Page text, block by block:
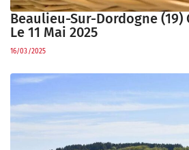
Beaulieu-Sur-Dordogne (19)
Le 11 Mai 2025
16/03/2025